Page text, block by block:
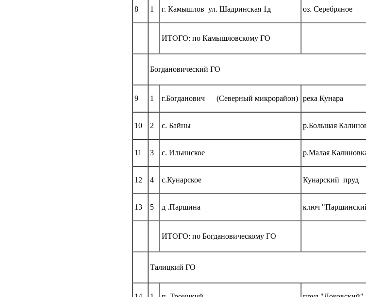
8 1 г. Камышлов ул. Шадринская 1д оз. Серебряное
ИТОГО: по Камышловскому ГО
Богдановический ГО
9 1 г.Богданович (Северный микрорайон) река Кунара
10 2 с. Байны р.Большая
11 3 с. Ильинское р.Малая
12 4 с.Кунарское Кунарский пруд
13 5 д .Паршина ключ
ИТОГО: по Богдановическому ГО
Талицкий ГО